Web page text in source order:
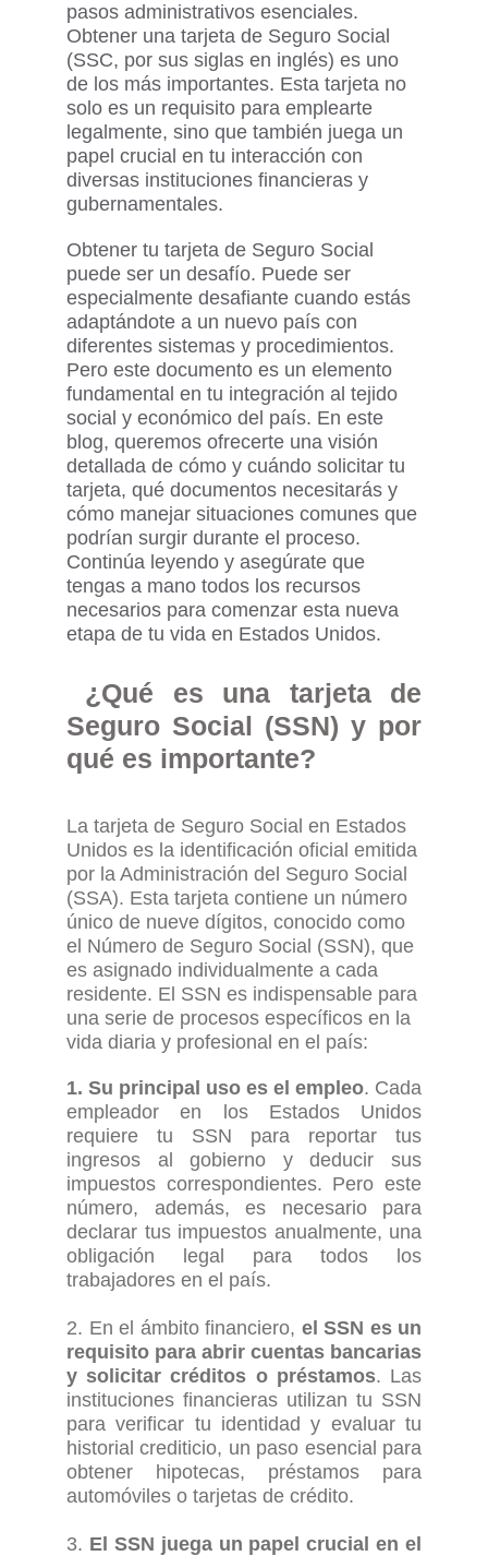
pasos administrativos esenciales.
Obtener una tarjeta de Seguro Social
(SSC, por sus siglas en inglés) es uno
de los más importantes. Esta tarjeta no
solo es un requisito para emplearte
legalmente, sino que también juega un
papel crucial en tu interacción con
diversas instituciones financieras y
gubernamentales.
Obtener tu tarjeta de Seguro Social
puede ser un desafío. Puede ser
especialmente desafiante cuando estás
adaptándote a un nuevo país con
diferentes sistemas y procedimientos.
Pero este documento es un elemento
fundamental en tu integración al tejido
social y económico del país. En este
blog, queremos ofrecerte una visión
detallada de cómo y cuándo solicitar tu
tarjeta, qué documentos necesitarás y
cómo manejar situaciones comunes que
podrían surgir durante el proceso.
Continúa leyendo y asegúrate que
tengas a mano todos los recursos
necesarios para comenzar esta nueva
etapa de tu vida en Estados Unidos.
¿Qué es una tarjeta de
Seguro Social (SSN) y por
qué es importante?
La tarjeta de Seguro Social en Estados
Unidos es la identificación oficial emitida
por la Administración del Seguro Social
(SSA). Esta tarjeta contiene un número
único de nueve dígitos, conocido como
el Número de Seguro Social (SSN), que
es asignado individualmente a cada
residente. El SSN es indispensable para
una serie de procesos específicos en la
vida diaria y profesional en el país:
1. Su principal uso es el empleo. Cada
empleador en los Estados Unidos
requiere tu SSN para reportar tus
ingresos al gobierno y deducir sus
impuestos correspondientes. Pero este
número, además, es necesario para
declarar tus impuestos anualmente, una
obligación legal para todos los
trabajadores en el país.
2. En el ámbito financiero, el SSN es un
requisito para abrir cuentas bancarias
y solicitar créditos o préstamos. Las
instituciones financieras utilizan tu SSN
para verificar tu identidad y evaluar tu
historial crediticio, un paso esencial para
obtener hipotecas, préstamos para
automóviles o tarjetas de crédito.
3. El SSN juega un papel crucial en el